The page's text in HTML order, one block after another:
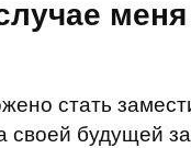
меня
стать
своей будущей